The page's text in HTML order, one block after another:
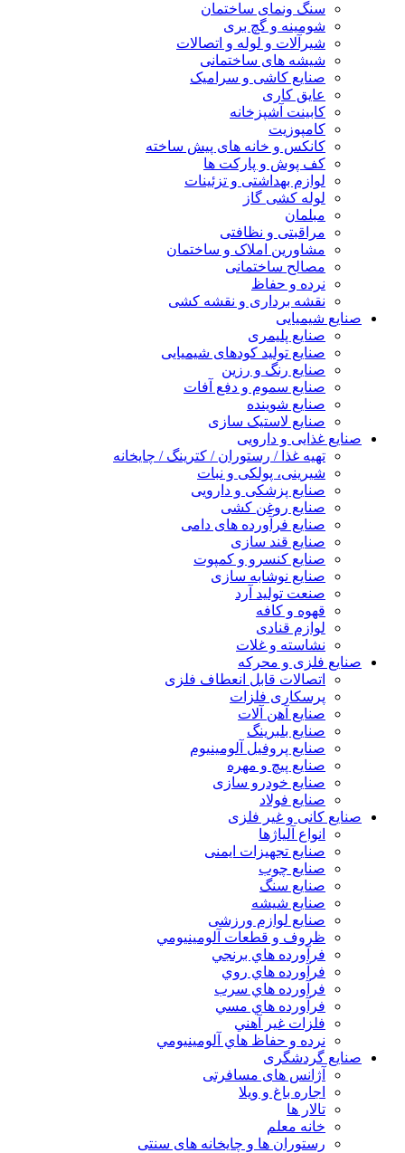
سنگ ونمای ساختمان
شومینه و گچ بری
شیرآلات و لوله و اتصالات
شیشه های ساختمانی
صنایع کاشی و سرامیک
عایق کاری
کابینت آشپزخانه
کامپوزیت
کانکس و خانه های پیش ساخته
کف پوش و پارکت ها
لوازم بهداشتی و تزئینات
لوله کشی گاز
مبلمان
مراقبتی و نظافتی
مشاورین املاک و ساختمان
مصالح ساختمانی
نرده و حفاظ
نقشه برداری و نقشه کشی
صنایع شیمیایی
صنایع پلیمری
صنایع تولید کودهای شیمیایی
صنایع رنگ و رزین
صنایع سموم و دفع آفات
صنایع شوینده
صنایع لاستیک سازی
صنایع غذایی و دارویی
تهیه غذا / رستوران / کترینگ / چایخانه
شیرینی، پولکی و نبات
صنایع پزشکی و دارویی
صنایع روغن کشی
صنایع فرآورده های دامی
صنایع قند سازی
صنایع کنسرو و کمپوت
صنایع نوشابه سازی
صنعت تولید آرد
قهوه و کافه
لوازم قنادی
نشاسته و غلات
صنایع فلزی و محرکه
اتصالات قابل انعطاف فلزی
پرسکاری فلزات
صنایع آهن آلات
صنایع بلبرینگ
صنایع پروفیل آلومینیوم
صنایع پیچ و مهره
صنایع خودرو سازی
صنایع فولاد
صنایع کانی و غیر فلزی
انواع آلياژها
صنایع تجهیزات ایمنی
صنایع چوب
صنایع سنگ
صنایع شیشه
صنایع لوازم ورزشی
ظروف و قطعات آلومينيومي
فرآورده هاي برنجي
فرآورده هاي روي
فرآورده هاي سرب
فرآورده هاي مسي
فلزات غير آهني
نرده و حفاظ هاي آلومينيومي
صنایع گردشگری
آژانس های مسافرتی
اجاره باغ و ویلا
تالار ها
خانه معلم
رستوران ها و چایخانه های سنتی